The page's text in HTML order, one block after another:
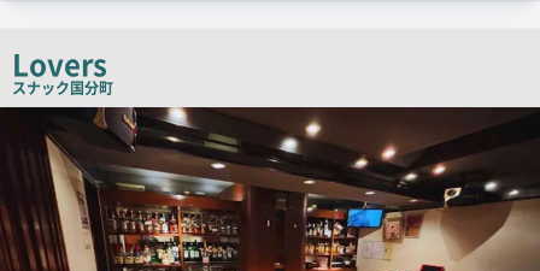
コ
ピ
Lovers
スナック国分町